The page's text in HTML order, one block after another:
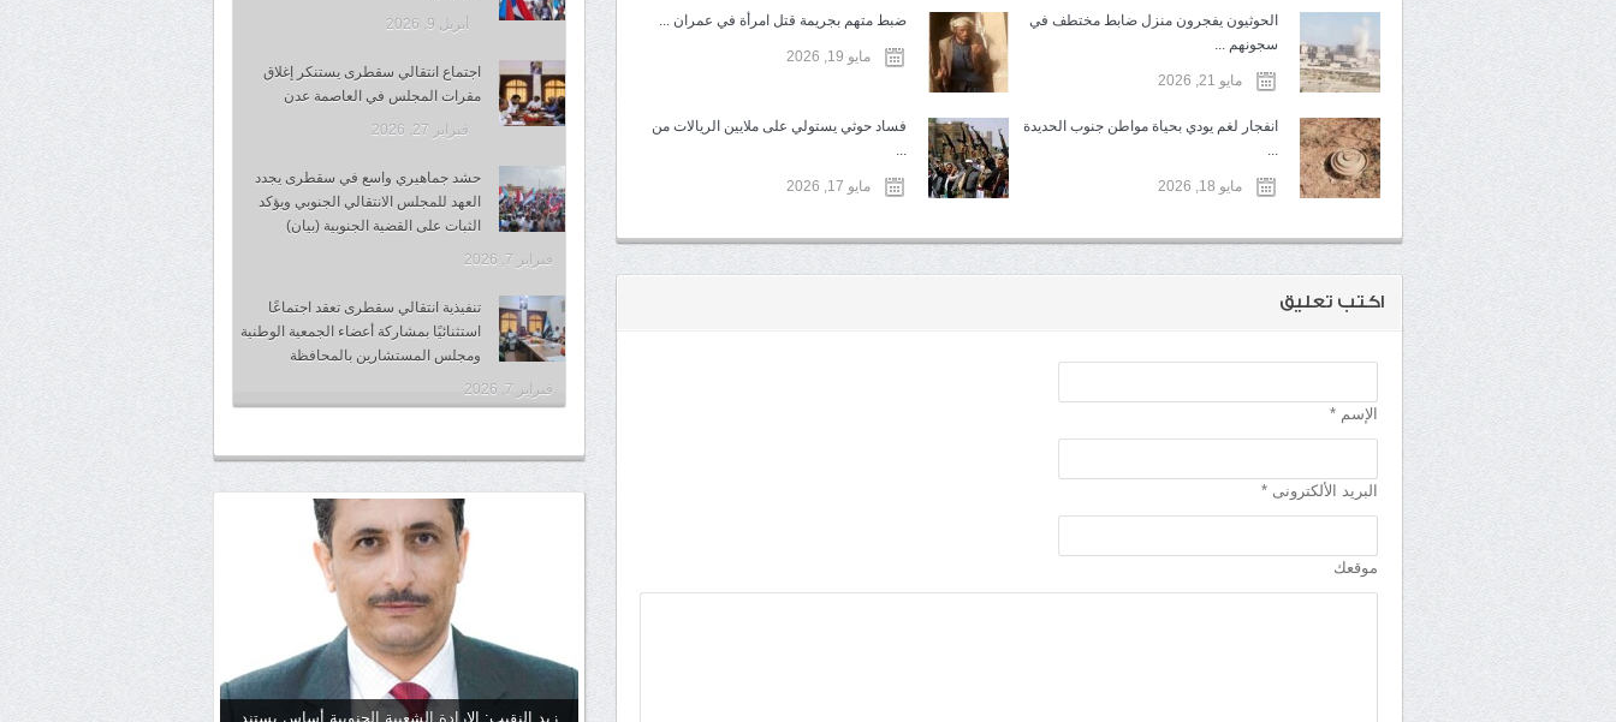
الحوثيون يفجرون منزل ضابط مختطف في
سجونهم ...
مايو 21, 2026
ضبط متهم بجريمة قتل امرأة في عمران ...
مايو 19, 2026
انفجار لغم يودي بحياة مواطن جنوب الحديدة
...
مايو 18, 2026
فساد حوثي يستولي على ملايين الريالات من
...
مايو 17, 2026
اكتب تعليق
الإسم *
البريد الألكترونى *
موقعك
أبريل 9, 2026
اجتماع انتقالي سقطرى يستنكر إغلاق
مقرات المجلس في العاصمة عدن
فبراير 27, 2026
حشد جماهيري واسع في سقطرى يجدد
العهد للمجلس الانتقالي الجنوبي ويؤكد
الثبات على القضية الجنوبية (بيان)
فبراير 7, 2026
تنفيذية انتقالي سقطرى تعقد اجتماعًا
استثنائيًا بمشاركة أعضاء الجمعية الوطنية
ومجلس المستشارين بالمحافظة
فبراير 7, 2026
زيد النقيب: الإرادة الشعبية الجنوبية أساس يستند